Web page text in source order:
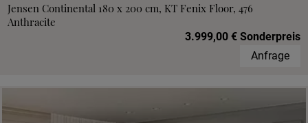
Jensen Continental 180 x 200 cm, KT Fenix Floor, 476
Anthracite
3.999,00 € Sonderpreis
Anfrage